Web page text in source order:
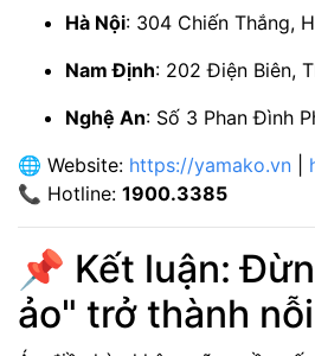
Hà Nội: 304 Chiến Thắng,
Nam Định: 202 Điện Biên,
Nghệ An: Số 3 Phan Đình
🌐 Website: https://yamako.vn
📞 Hotline: 1900.3385
📌 Kết luận:
ảo" trở thành